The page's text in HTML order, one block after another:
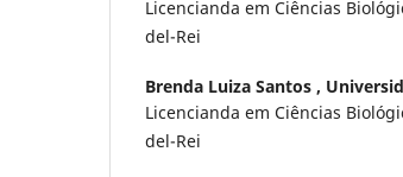
Licencianda em Ciências
del-Rei
Brenda Luiza Santos ,
Licencianda em Ciências
del-Rei